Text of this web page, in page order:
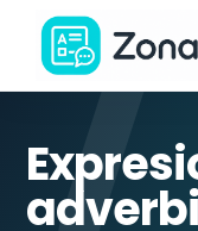
Saltar
contenido
Ir
la
portada